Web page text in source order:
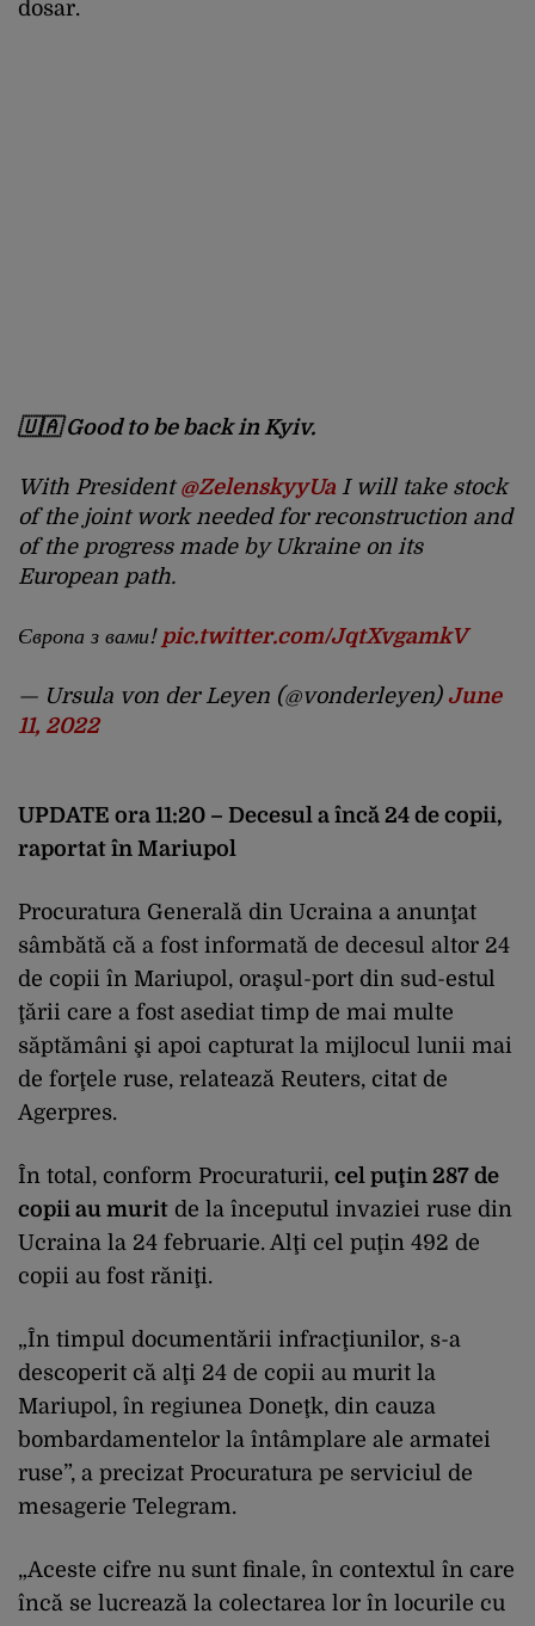
dosar.
🇺🇦 Good to be back in Kyiv.
With President@ZelenskyyUa I will take stock
of the joint work needed for reconstruction and
of the progress made by Ukraine on its
European path.
Європа з вами! pic.twitter.com/JqtXvgamkV
— Ursula von der Leyen (@vonderleyen) June
11, 2022
UPDATE ora 11:20 – Decesul a încă 24 de copii,
raportat în Mariupol
Procuratura Generală din Ucraina a anunţat
sâmbătă că a fost informată de decesul altor 24
de copii în Mariupol, oraşul-port din sud-estul
ţării care a fost asediat timp de mai multe
săptămâni şi apoi capturat la mijlocul lunii mai
de forţele ruse, relatează Reuters, citat de
Agerpres.
În total, conform Procuraturii, cel puţin 287 de
copii au murit de la începutul invaziei ruse din
Ucraina la 24 februarie. Alţi cel puţin 492 de
copii au fost răniţi.
„În timpul documentării infracţiunilor, s-a
descoperit că alţi 24 de copii au murit la
Mariupol, în regiunea Doneţk, din cauza
bombardamentelor la întâmplare ale armatei
ruse”, a precizat Procuratura pe serviciul de
mesagerie Telegram.
„Aceste cifre nu sunt finale, în contextul în care
încă se lucrează la colectarea lor în locurile cu